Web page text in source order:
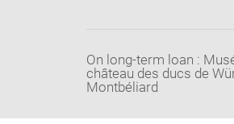
On long-term loan :
château des ducs de
Montbéliard